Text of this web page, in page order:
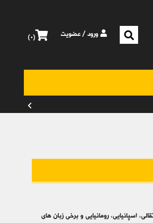
ورود / عضویت ۰
chevron_left
اسپانیایی، رومانیایی و برخی زبان های